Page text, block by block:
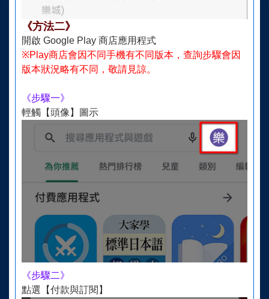
《方法二》
開啟 Google Play 商店應用程式
※Play商店會因不同手機有不同版本，查詢步驟會因
版本狀況略有不同，敬請見諒。
《步驟一》
輕觸【頭像】圖示
《步驟二》
點選【付款與訂閱】